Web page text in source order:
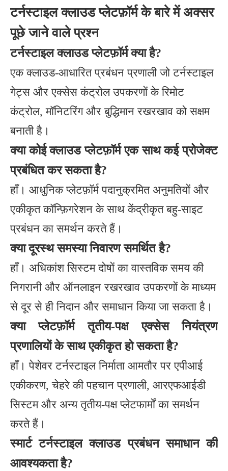
टर्नस्टाइल क्लाउड प्लेटफ़ॉर्म के बारे में अक्सर
पूछे जाने वाले प्रश्न
टर्नस्टाइल क्लाउड प्लेटफ़ॉर्म क्या है?
एक क्लाउड-आधारित प्रबंधन प्रणाली जो टर्नस्टाइल
गेट्स और एक्सेस कंट्रोल उपकरणों के रिमोट
कंट्रोल, मॉनिटरिंग और बुद्धिमान रखरखाव को सक्षम
बनाती है।
क्या कोई क्लाउड प्लेटफ़ॉर्म एक साथ कई प्रोजेक्ट
प्रबंधित कर सकता है?
हाँ। आधुनिक प्लेटफ़ॉर्म पदानुक्रमित अनुमतियों और
एकीकृत कॉन्फ़िगरेशन के साथ केंद्रीकृत बहु-साइट
प्रबंधन का समर्थन करते हैं।
क्या दूरस्थ समस्या निवारण समर्थित है?
हाँ। अधिकांश सिस्टम दोषों का वास्तविक समय की
निगरानी और ऑनलाइन रखरखाव उपकरणों के माध्यम
से दूर से ही निदान और समाधान किया जा सकता है।
क्या प्लेटफ़ॉर्म तृतीय-पक्ष एक्सेस नियंत्रण
प्रणालियों के साथ एकीकृत हो सकता है?
हाँ। पेशेवर टर्नस्टाइल निर्माता आमतौर पर एपीआई
एकीकरण, चेहरे की पहचान प्रणाली, आरएफआईडी
सिस्टम और अन्य तृतीय-पक्ष प्लेटफार्मों का समर्थन
करते हैं।
स्मार्ट टर्नस्टाइल क्लाउड प्रबंधन समाधान की
आवश्यकता है?